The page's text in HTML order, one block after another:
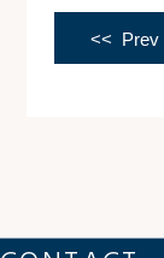
<< Prev